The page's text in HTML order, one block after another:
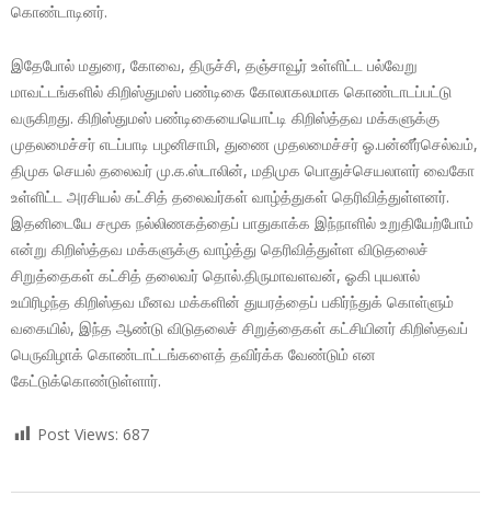
கொண்டாடினர்.
இதேபோல் மதுரை, கோவை, திருச்சி, தஞ்சாவூர் உள்ளிட்ட பல்வேறு
மாவட்டங்களில் கிறிஸ்துமஸ் பண்டிகை கோலாகலமாக கொண்டாடப்பட்டு
வருகிறது. கிறிஸ்துமஸ் பண்டிகையையொட்டி கிறிஸ்த்தவ மக்களுக்கு
முதலமைச்சர் எடப்பாடி பழனிசாமி, துணை முதலமைச்சர் ஓ.பன்னீர்செல்வம்,
திமுக செயல் தலைவர் மு.க.ஸ்டாலின், மதிமுக பொதுச்செயலாளர் வைகோ
உள்ளிட்ட அரசியல் கட்சித் தலைவர்கள் வாழ்த்துகள் தெரிவித்துள்ளனர்.
இதனிடையே சமூக நல்லிணகத்தைப் பாதுகாக்க இந்நாளில் உறுதியேற்போம்
என்று கிறிஸ்த்தவ மக்களுக்கு வாழ்த்து தெரிவித்துள்ள விடுதலைச்
சிறுத்தைகள் கட்சித் தலைவர் தொல்.திருமாவளவன், ஓகி புயலால்
உயிரிழந்த கிறிஸ்தவ மீனவ மக்களின் துயரத்தைப் பகிர்ந்துக் கொள்ளும்
வகையில், இந்த ஆண்டு விடுதலைச் சிறுத்தைகள் கட்சியினர் கிறிஸ்தவப்
பெருவிழாக் கொண்டாட்டங்களைத் தவிர்க்க வேண்டும் என
கேட்டுக்கொண்டுள்ளார்.
Post Views: 687